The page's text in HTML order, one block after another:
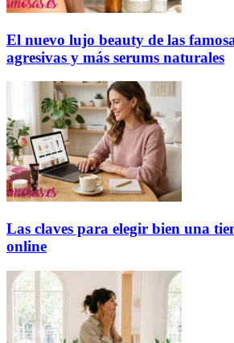
El nuevo lujo beauty de las
agresivas y más serums naturales
Las claves para elegir bien una
online